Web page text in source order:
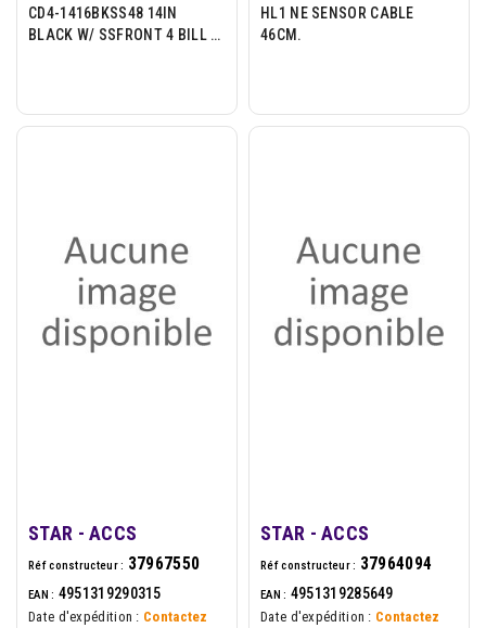
CD4-1416BKSS48 14IN
BLACK W/ SSFRONT 4 BILL 8
HL1 NE SENSOR CABLE
46CM.
STAR - ACCS
Réf constructeur : 37967550
EAN : 4951319290315
Date d'expédition : Contactez
STAR - ACCS
Réf constructeur : 37964094
EAN : 4951319285649
Date d'expédition : Contactez